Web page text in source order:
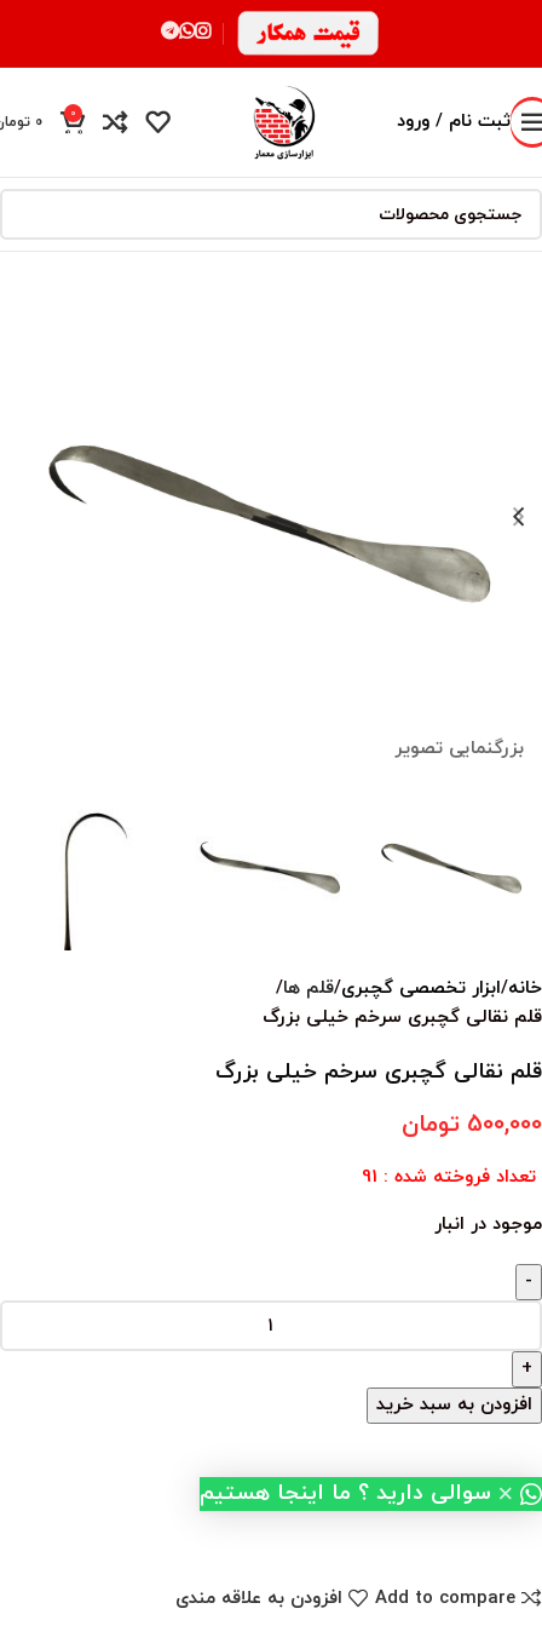
ثبت نام / ورود
0
محصول
0
بزرگنمایی تصویر
خانه ابزار تخصصی گچبری قلم ها
قلم نقالی گچبری سرخم خیلی بزرگ
قلم نقالی گچبری سرخم خیلی بزرگ
500,000 تومان
تعداد فروخته شده : 91
موجود در انبار
افزودن به سبد خرید
× سوالی دارید ؟ ما اینجا هستیم
Add to compare افزودن به علاقه مندی